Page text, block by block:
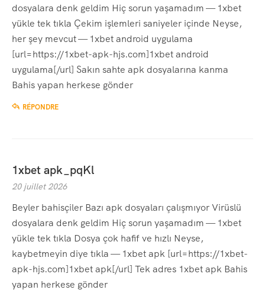
dosyalara denk geldim Hiç sorun yaşamadım — 1xbet
yükle tek tıkla Çekim işlemleri saniyeler içinde Neyse,
her şey mevcut — 1xbet android uygulama
[url=https://1xbet-apk-hjs.com]1xbet android
uygulama[/url] Sakın sahte apk dosyalarına kanma
Bahis yapan herkese gönder
RÉPONDRE
1xbet apk_pqKl
20 juillet 2026
Beyler bahisçiler Bazı apk dosyaları çalışmıyor Virüslü
dosyalara denk geldim Hiç sorun yaşamadım — 1xbet
yükle tek tıkla Dosya çok hafif ve hızlı Neyse,
kaybetmeyin diye tıkla — 1xbet apk [url=https://1xbet-
apk-hjs.com]1xbet apk[/url] Tek adres 1xbet apk Bahis
yapan herkese gönder